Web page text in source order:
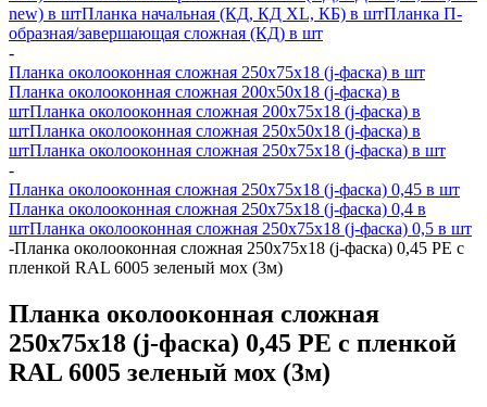
new) в штПланка начальная (КД, КД XL, КБ) в штПланка П-
образная/завершающая сложная (КД) в шт
-
Планка околооконная сложная 250х75х18 (j-фаска) в шт
Планка околооконная сложная 200х50х18 (j-фаска) в
штПланка околооконная сложная 200х75х18 (j-фаска) в
штПланка околооконная сложная 250х50х18 (j-фаска) в
штПланка околооконная сложная 250х75х18 (j-фаска) в шт
-
Планка околооконная сложная 250х75х18 (j-фаска) 0,45 в шт
Планка околооконная сложная 250х75х18 (j-фаска) 0,4 в
штПланка околооконная сложная 250х75х18 (j-фаска) 0,5 в шт
-Планка околооконная сложная 250х75х18 (j-фаска) 0,45 PE с
пленкой RAL 6005 зеленый мох (3м)
Планка околооконная сложная
250х75х18 (j-фаска) 0,45 PE с пленкой
RAL 6005 зеленый мох (3м)